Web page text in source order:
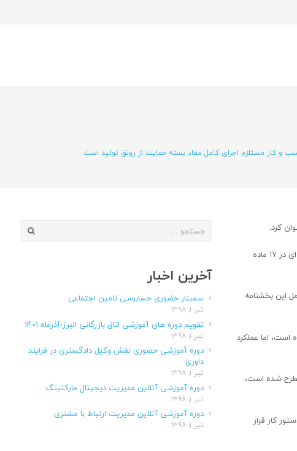
و کار مستلزم اجرای کامل مفاد بسته حمایت از رونق تولید است
کرد.
به گزارش روابط عمومی اتاق بازررگانی البرز رحیم بنامولائی در نشست کارگروه شورای گفتگوی دولت و بخش خصوصی گفت: این بسته حمایتی طی بخشنامه ای در ۱۷ ماده
این بخشنامه
اما عملکرد
شده است،
کار قرار
جستجو
آخرین اخبار
سمینار حضوری حسابرسی تامین اجتماعی
تیر ۱, ۱۳۹۸
تقویم دوره های آموزشی اتاق بازرگانی البرز-آذرماه ۱۴۰۱
تیر ۱, ۱۳۹۸
دوره آموزشی حضوری نقش وکیل دادگستری در فرایند
داوری
تیر ۱, ۱۳۹۸
دوره آموزشی آنلاین مدیریت دیجیتال مارکتینگ
تیر ۱, ۱۳۹۸
دوره آموزشی آنلاین مدیریت ارتباط با مشتری
تیر ۱, ۱۳۹۸